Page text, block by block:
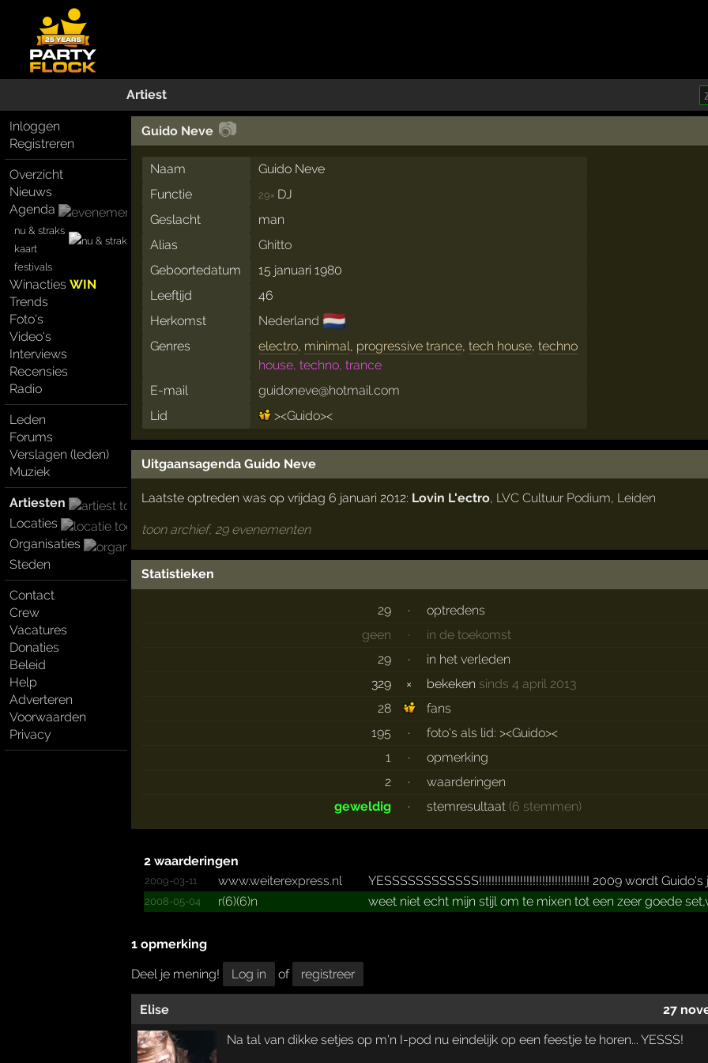
Artiest
Inloggen
Registreren
Overzicht
Nieuws
Agenda
nu & straks
kaart
festivals
WinactiesWIN
Trends
Foto's
Video's
Interviews
Recensies
Radio
Leden
Forums
Verslagen (leden)
Muziek
Artiesten
Locaties
Organisaties
Steden
Contact
Crew
Vacatures
Donaties
Beleid
Help
Adverteren
Voorwaarden
Privacy
Guido Neve 📷
Naam
Guido Neve
Functie
29× DJ
Geslacht
man
Alias
Ghitto
Geboortedatum
15 januari 1980
Leeftijd
46
Herkomst
Nederland 🇳🇱
Genres electro, minimal, progressive trance,tech house,techno
house, techno, trance
E-mail
guidoneve@hotmail.com
Lid
><Guido><
Uitgaansagenda Guido Neve
Laatste optreden was op vrijdag 6 januari 2012: Lovin L'ectro, LVC Cultuur Podium, Leiden
toon archief, 29 evenementen
Statistieken
29 ·
optredens
geen
·
in de toekomst
29
·
in het verleden
329
× bekeken sinds 4 april 2013
28
fans
195
·
foto's als lid: ><Guido><
1
·
opmerking
2
·
waarderingen
geweldig
· stemresultaat (6 stemmen)
2 waarderingen
2009-03-11 www.­weiter­expres­s.­nl YESSSSSSSSSSSS!!!!!!!!!!!!!!!!!!!!!!!!!!!!!!!!!!! 2009 wordt Guido's
2008-05-04 r(6)(6)n weet niet echt mijn stijl om te mixen tot een zeer goede
1 opmerking
Deel je mening!
Log in of registreer
Elise 27
Na tal van dikke setjes op m'n I-pod nu eindelijk op een feestje te horen... YESSS!